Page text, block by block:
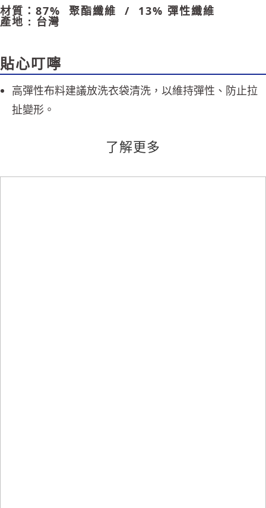
５．嚴禁一人註冊多個帳號或使用他人資訊註冊。若發現惡意使用之情形，
恩沛科技股份有限公司將有權停止該用戶之使用額度並採取法律行動。
材質：87% 聚酯纖維 / 13% 彈性纖維
產地 : 台灣
貼心叮嚀
高彈性布料建議放洗衣袋清洗，以維持彈性、防止拉
扯變形。
了解更多